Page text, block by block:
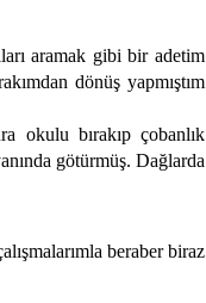
aramak gibi bir adetim
dönüş yapmıştım
okulu bırakıp çobanlık
götürmüş. Dağlarda
beraber biraz